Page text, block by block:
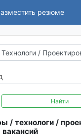
резюме
Найти
/ технологи /